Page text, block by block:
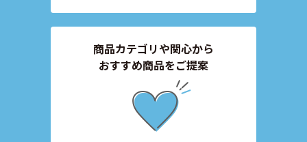
商品カテゴリや関心から
おすすめ商品をご提案